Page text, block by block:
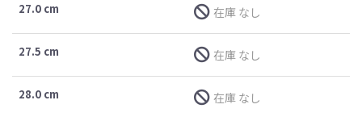
27.0 cm 在庫 なし
27.5 cm 在庫 なし
28.0 cm 在庫 なし